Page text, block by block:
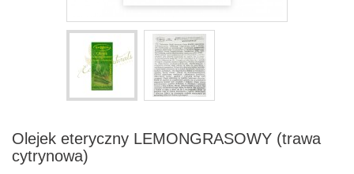
Olejek eteryczny LEMONGRASOWY (trawa
cytrynowa)